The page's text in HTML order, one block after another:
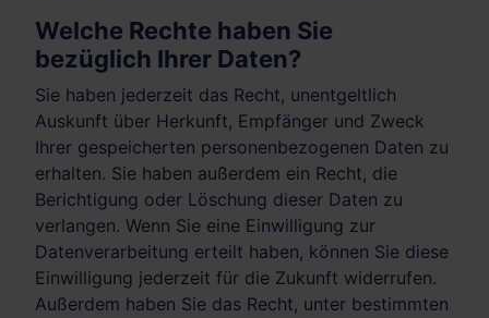
Welche Rechte haben Sie
bezüglich Ihrer Daten?
Sie haben jederzeit das Recht, unentgeltlich
Auskunft über Herkunft, Empfänger und Zweck
Ihrer gespeicherten personenbezogenen Daten zu
erhalten. Sie haben außerdem ein Recht, die
Berichtigung oder Löschung dieser Daten zu
verlangen. Wenn Sie eine Einwilligung zur
Datenverarbeitung erteilt haben, können Sie diese
Einwilligung jederzeit für die Zukunft widerrufen.
Außerdem haben Sie das Recht, unter bestimmten